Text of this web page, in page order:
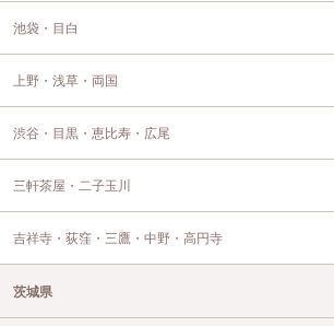
池袋・目白
上野・浅草・両国
渋谷・目黒・恵比寿・広尾
三軒茶屋・二子玉川
吉祥寺・荻窪・三鷹・中野・高円寺
茨城県